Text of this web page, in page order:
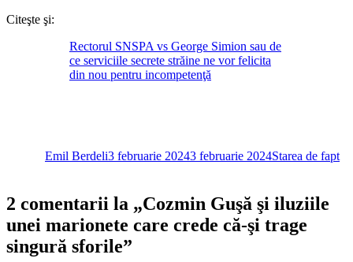
Citeşte şi:
Rectorul SNSPA vs George Simion sau de
ce serviciile secrete străine ne vor felicita
din nou pentru incompetenţă
Emil Berdeli3 februarie 20243 februarie 2024Starea de fapt
2 comentarii la „Cozmin Guşă şi iluziile
unei marionete care crede că-şi trage
singură sforile”